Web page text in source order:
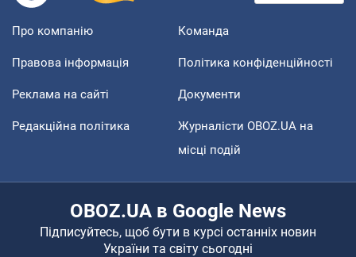
Про компанію Команда
Правова інформація Політика конфіденційності
Реклама на сайті Документи
Редакційна політика
Журналісти OBOZ.UA на
місці подій
OBOZ.UA в Google News
Підписуйтесь, щоб бути в курсі останніх новин
України та світу сьогодні